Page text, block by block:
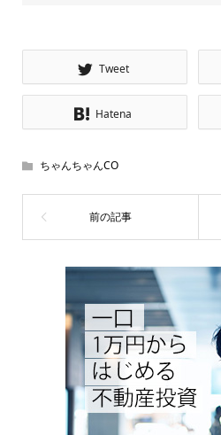
Tweet
Hatena
ちゃんちゃんCO